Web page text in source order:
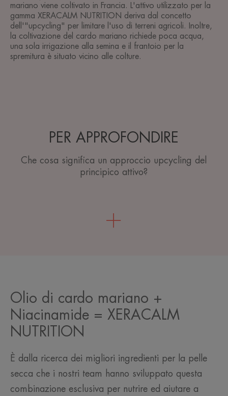
mariano viene coltivato in Francia. L'attivo utilizzato per la
gamma XERACALM NUTRITION deriva dal concetto
dell'"upcycling" per limitare l'uso di terreni agricoli. Inoltre,
la coltivazione del cardo mariano richiede poca acqua,
una sola irrigazione alla semina e il frantoio per la
spremitura è situato vicino alle colture.
PER APPROFONDIRE
Che cosa significa un approccio upcycling del
principico attivo?
Olio di cardo mariano +
Niacinamide = XERACALM
NUTRITION
È dalla ricerca dei migliori ingredienti per la pelle
secca che i nostri team hanno sviluppato questa
combinazione esclusiva per nutrire ed aiutare a